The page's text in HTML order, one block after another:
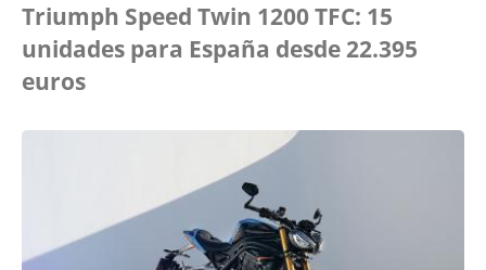
Triumph Speed Twin 1200 TFC: 15
unidades para España desde 22.395
euros